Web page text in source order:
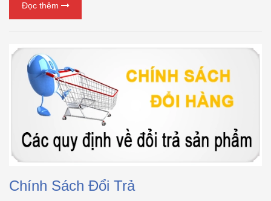
Đọc thêm
Chính Sách Đổi Trả